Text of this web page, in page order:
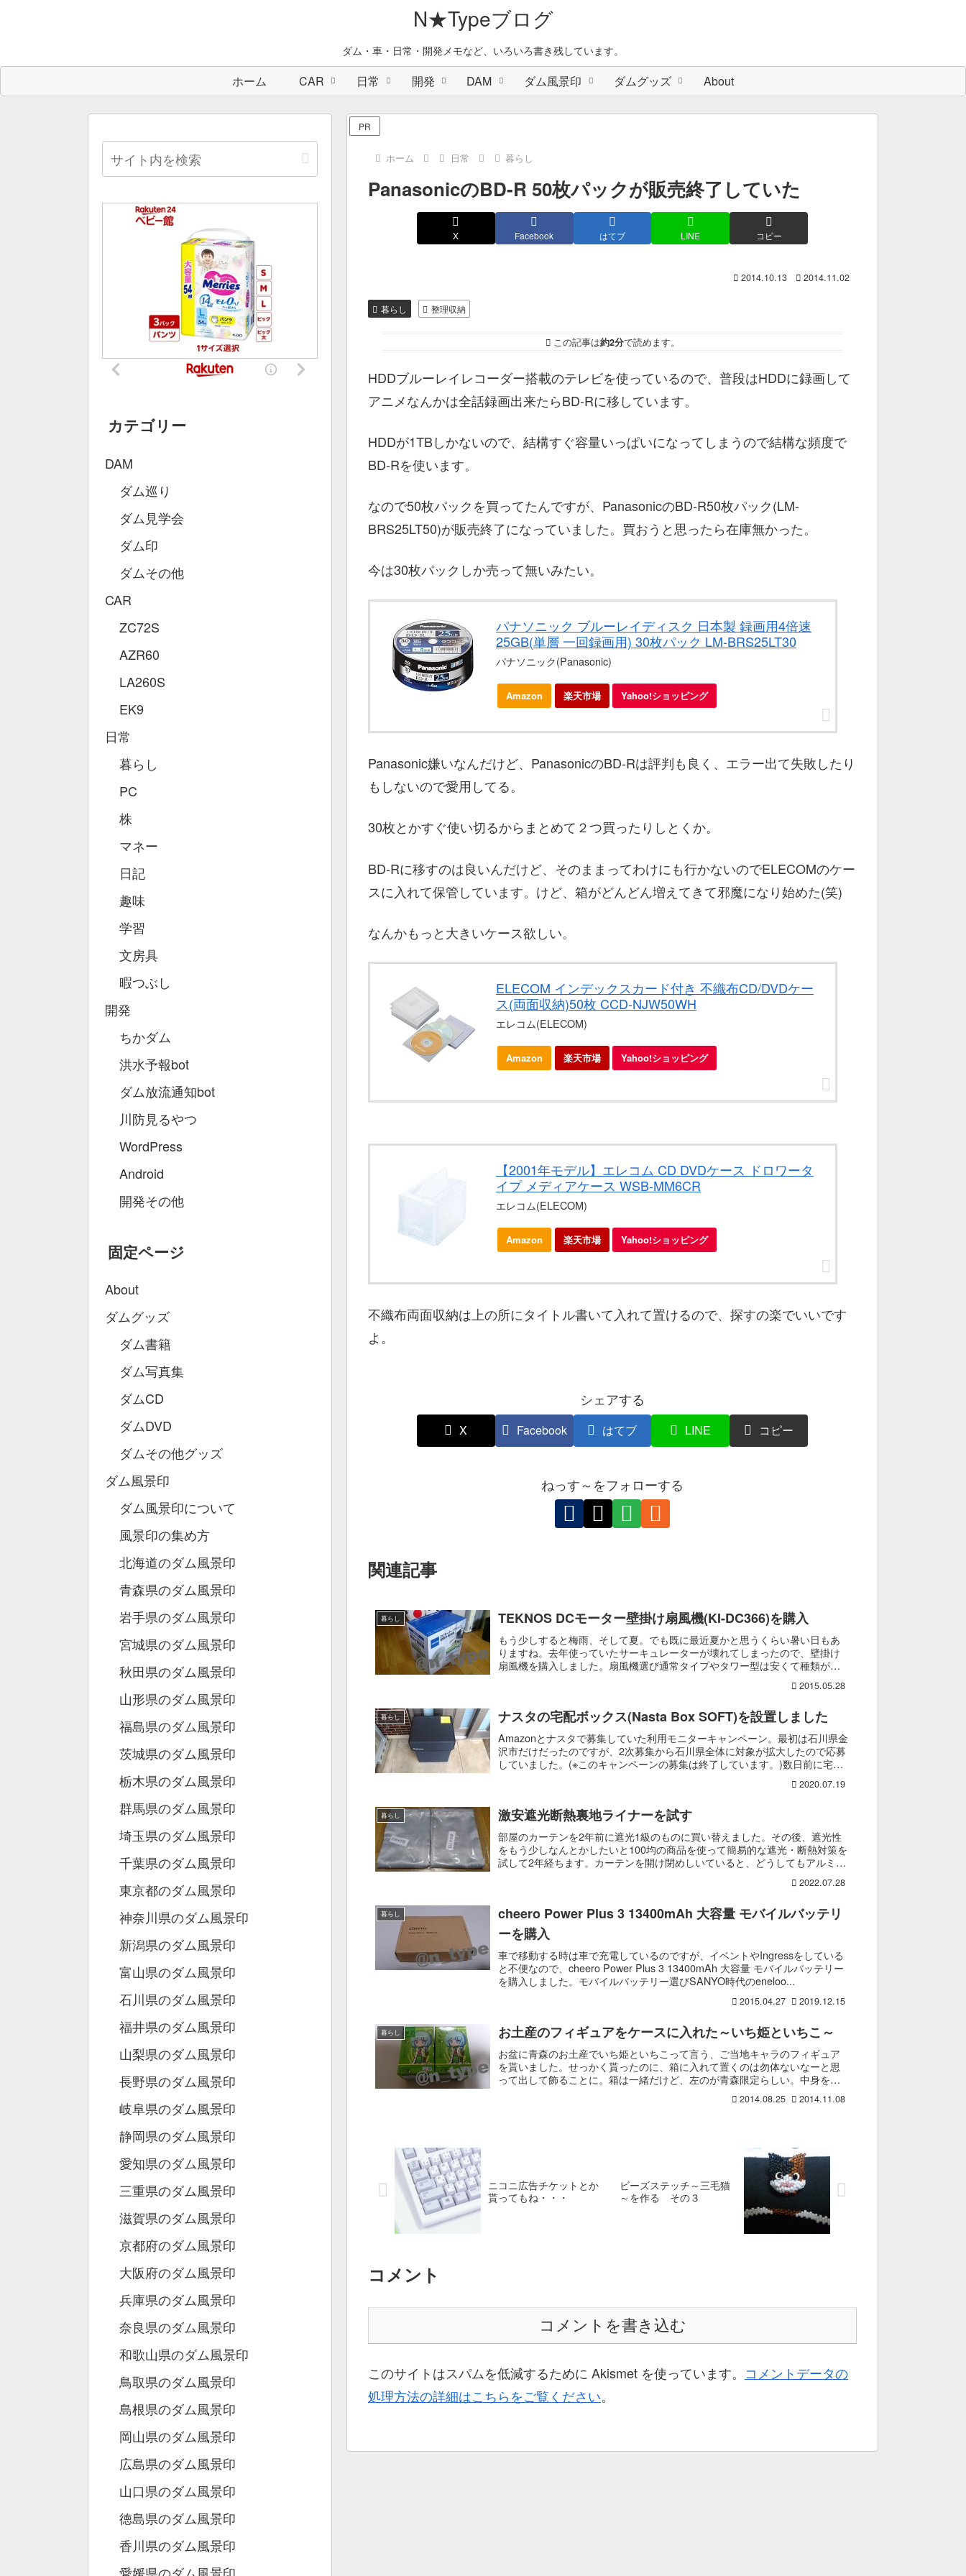
N★Typeブログ
ダム・車・日常・開発メモなど、いろいろ書き残しています。
ホーム CAR 日常 開発 DAM ダム風景印 ダムグッズ About
PR
ホーム 日常 暮らし
PanasonicのBD-R 50枚パックが販売終了していた
X Facebook はてブ LINE コピー
2014.10.13 2014.11.02
暮らし 整理収納
この記事は約2分で読めます。
HDDブルーレイレコーダー搭載のテレビを使っているので、普段はHDDに録画して
アニメなんかは全話録画出来たらBD-Rに移しています。
HDDが1TBしかないので、結構すぐ容量いっぱいになってしまうので結構な頻度で
BD-Rを使います。
なので50枚パックを買ってたんですが、PanasonicのBD-R50枚パック(LM-
BRS25LT50)が販売終了になっていました。買おうと思ったら在庫無かった。
今は30枚パックしか売って無いみたい。
パナソニック ブルーレイディスク 日本製 録画用4倍速
25GB(単層 一回録画用) 30枚パック LM-BRS25LT30
パナソニック(Panasonic)
Amazon 楽天市場 Yahoo!ショッピング
Panasonic嫌いなんだけど、PanasonicのBD-Rは評判も良く、エラー出て失敗したり
もしないので愛用してる。
30枚とかすぐ使い切るからまとめて２つ買ったりしとくか。
BD-Rに移すのは良いんだけど、そのままってわけにも行かないのでELECOMのケー
スに入れて保管しています。けど、箱がどんどん増えてきて邪魔になり始めた(笑)
なんかもっと大きいケース欲しい。
ELECOM インデックスカード付き 不織布CD/DVDケー
ス(両面収納)50枚 CCD-NJW50WH
エレコム(ELECOM)
Amazon 楽天市場 Yahoo!ショッピング
【2001年モデル】エレコム CD DVDケース ドロワータ
イプ メディアケース WSB-MM6CR
エレコム(ELECOM)
Amazon 楽天市場 Yahoo!ショッピング
不織布両面収納は上の所にタイトル書いて入れて置けるので、探すの楽でいいです
よ。
シェアする
X Facebook はてブ LINE コピー
ねっす～をフォローする
関連記事
暮らし TEKNOS DCモーター壁掛け扇風機(KI-DC366)を購入
もう少しすると梅雨、そして夏。でも既に最近夏かと思うくらい暑い日もあ
りますね。去年使っていたサーキュレーターが壊れてしまったので、壁掛け
扇風機を購入しました。扇風機選び通常タイプやタワー型は安くて種類が豊
2015.05.28
暮らし ナスタの宅配ボックス(Nasta Box SOFT)を設置しました
Amazonとナスタで募集していた利用モニターキャンペーン。最初は石川県金
沢市だけだったのですが、2次募集から石川県全体に対象が拡大したので応募
していました。(※このキャンペーンの募集は終了しています。)数日前に宅配
2020.07.19
暮らし 激安遮光断熱裏地ライナーを試す
部屋のカーテンを2年前に遮光1級のものに買い替えました。その後、遮光性
をもう少しなんとかしたいと100均の商品を使って簡易的な遮光・断熱対策を
試して2年経ちます。カーテンを開け閉めしいていると、どうしてもアルミシ
2022.07.28
暮らし
cheero Power Plus 3 13400mAh 大容量 モバイルバッテリ
ーを購入
車で移動する時は車で充電しているのですが、イベントやIngressをしている
と不便なので、cheero Power Plus 3 13400mAh 大容量 モバイルバッテリー
を購入しました。モバイルバッテリー選びSANYO時代のeneloo...
2015.04.27 2019.12.15
暮らし お土産のフィギュアをケースに入れた～いち姫といちこ～
お盆に青森のお土産でいち姫といちこって言う、ご当地キャラのフィギュア
を貰いました。せっかく貰ったのに、箱に入れて置くのは勿体ないなーと思
って出して飾ることに。箱は一緒だけど、左のが青森限定らしい。中身を取
2014.08.25 2014.11.08
ニコニ広告チケットとか
貰ってもね・・・
ビーズステッチ～三毛猫
～を作る その３
コメント
コメントを書き込む
このサイトはスパムを低減するために Akismet を使っています。 コメントデータの
処理方法の詳細はこちらをご覧ください。
カテゴリー
DAM
ダム巡り
ダム見学会
ダム印
ダムその他
CAR
ZC72S
AZR60
LA260S
EK9
日常
暮らし
PC
株
マネー
日記
趣味
学習
文房具
暇つぶし
開発
ちかダム
洪水予報bot
ダム放流通知bot
川防見るやつ
WordPress
Android
開発その他
固定ページ
About
ダムグッズ
ダム書籍
ダム写真集
ダムCD
ダムDVD
ダムその他グッズ
ダム風景印
ダム風景印について
風景印の集め方
北海道のダム風景印
青森県のダム風景印
岩手県のダム風景印
宮城県のダム風景印
秋田県のダム風景印
山形県のダム風景印
福島県のダム風景印
茨城県のダム風景印
栃木県のダム風景印
群馬県のダム風景印
埼玉県のダム風景印
千葉県のダム風景印
東京都のダム風景印
神奈川県のダム風景印
新潟県のダム風景印
富山県のダム風景印
石川県のダム風景印
福井県のダム風景印
山梨県のダム風景印
長野県のダム風景印
岐阜県のダム風景印
静岡県のダム風景印
愛知県のダム風景印
三重県のダム風景印
滋賀県のダム風景印
京都府のダム風景印
大阪府のダム風景印
兵庫県のダム風景印
奈良県のダム風景印
和歌山県のダム風景印
鳥取県のダム風景印
島根県のダム風景印
岡山県のダム風景印
広島県のダム風景印
山口県のダム風景印
徳島県のダム風景印
香川県のダム風景印